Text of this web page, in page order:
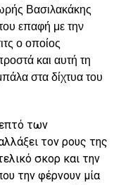
Βασιλακάκης
επαφή με την
ο οποίος
και αυτή τη
στα δίχτυα του
των
τον ρους της
σκορ και την
την φέρνουν μία